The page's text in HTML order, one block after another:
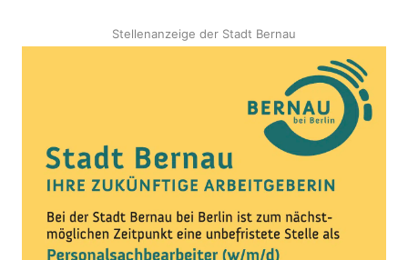
Stellenanzeige der Stadt Bernau